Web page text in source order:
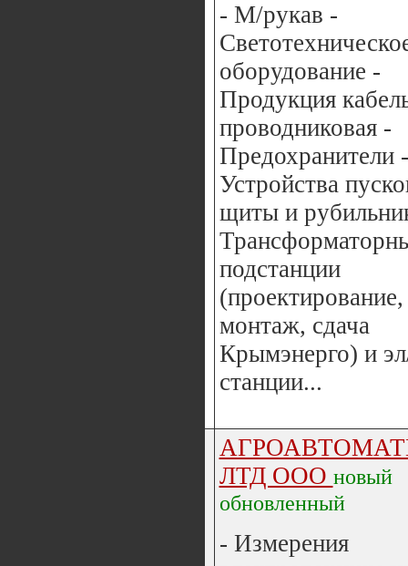
- М/рукав -
оборудование -
Продукция
проводниковая -
Предохранители -
Устройства
щиты и
подстанции
(проектирование,
монтаж, сдача
Крымэнерго) и
станции...
ЛТД ООО новый
обновленный
- Измерения